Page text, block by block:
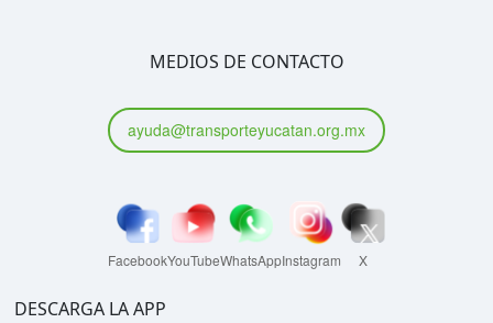
MEDIOS DE CONTACTO
ayuda@transporteyucatan.org.mx
FacebookYouTubeWhatsAppInstagram X
DESCARGA LA APP